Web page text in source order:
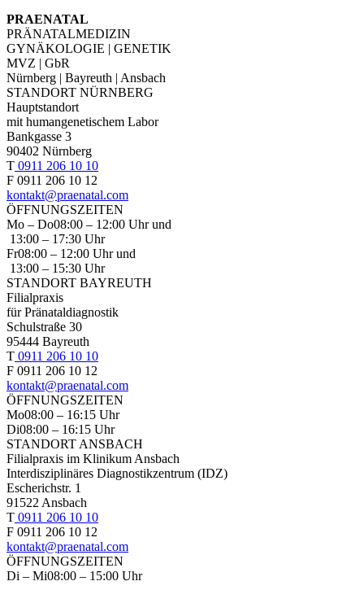
PRAENATAL
PRÄNATALMEDIZIN
GYNÄKOLOGIE | GENETIK
MVZ | GbR
Nürnberg | Bayreuth | Ansbach
STANDORT NÜRNBERG
Hauptstandort
mit humangenetischem Labor
Bankgasse 3
90402 Nürnberg
T 0911 206 10 10
F 0911 206 10 12
kontakt@praenatal.com
ÖFFNUNGSZEITEN
Mo – Do08:00 – 12:00 Uhr und
13:00 – 17:30 Uhr
Fr08:00 – 12:00 Uhr und
13:00 – 15:30 Uhr
STANDORT BAYREUTH
Filialpraxis
für Pränataldiagnostik
Schulstraße 30
95444 Bayreuth
T 0911 206 10 10
F 0911 206 10 12
kontakt@praenatal.com
ÖFFNUNGSZEITEN
Mo08:00 – 16:15 Uhr
Di08:00 – 16:15 Uhr
STANDORT ANSBACH
Filialpraxis im Klinikum Ansbach
Interdisziplinäres Diagnostikzentrum (IDZ)
Escherichstr. 1
91522 Ansbach
T 0911 206 10 10
F 0911 206 10 12
kontakt@praenatal.com
ÖFFNUNGSZEITEN
Di – Mi08:00 – 15:00 Uhr